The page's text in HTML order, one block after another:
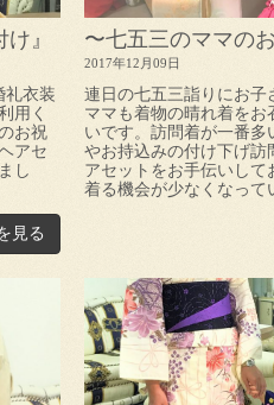
』
礼衣装
用く
お祝
アセ
し
見る
〜七五三のママの
2017年12月09日
連日の七五三詣りにお子
ママも着物の晴れ着をお
いです。訪問着が一番多
やお持込みの付け下げ訪
アセットをお手伝いして
着る機会が少なくなって